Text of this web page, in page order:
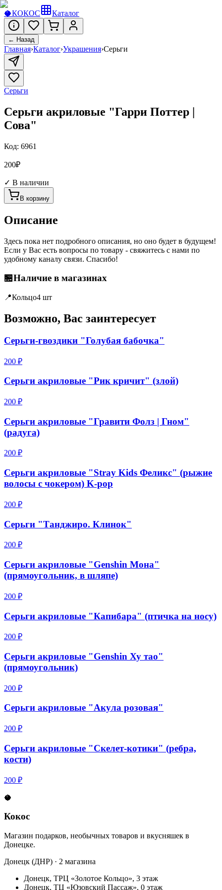
🥥КОКОС Каталог
← Назад
Главная›Каталог›Украшения›Серьги
Серьги
Серьги акриловые "Гарри Поттер |
Сова"
Код: 6961
200₽
✓ В наличии
В корзину
Описание
Здесь пока нет подробного описания, но оно будет в будущем!
Если у Вас есть вопросы по товару - свяжитесь с нами по
удобному каналу связи. Спасибо!
🏪Наличие в магазинах
📍Кольцо4 шт
Возможно, Вас заинтересует
Серьги-гвоздики "Голубая бабочка"
200 ₽
Серьги акриловые "Рик кричит" (злой)
200 ₽
Серьги акриловые "Гравити Фолз | Гном"
(радуга)
200 ₽
Серьги акриловые "Stray Kids Феликс" (рыжие
волосы с чокером) K-pop
200 ₽
Серьги "Танджиро. Клинок"
200 ₽
Серьги акриловые "Genshin Мона"
(прямоугольник, в шляпе)
200 ₽
Серьги акриловые "Капибара" (птичка на носу)
200 ₽
Серьги акриловые "Genshin Ху тао"
(прямоугольник)
200 ₽
Серьги акриловые "Акула розовая"
200 ₽
Серьги акриловые "Скелет-котики" (ребра,
кости)
200 ₽
🥥
Кокос
Магазин подарков, необычных товаров и вкусняшек в
Донецке.
Донецк (ДНР) · 2 магазина
Донецк, ТРЦ «Золотое Кольцо», 3 этаж
Донецк, ТЦ «Юзовский Пассаж», 0 этаж